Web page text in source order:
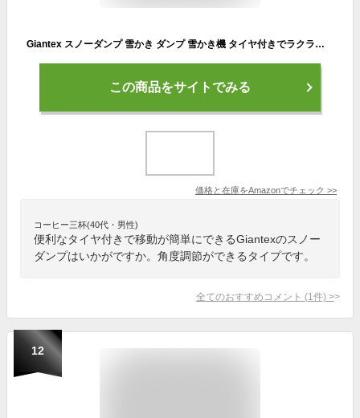
Giantex スノーダンプ 雪かき ダンプ 雪かき機 タイヤ付きでラクラク 90°角度調整可能 除雪用品 除雪スコップ 雪落とし 道具押し式 雪かき シャベル 除雪機 家庭用 雪かき スノープッシャー 除雪作業 除氷 雪対策
この商品をサイトでみる
価格と在庫をAmazonでチェック >>
コーヒー三杯(40代・男性)
便利なタイヤ付きで移動が簡単にできるGiantexのスノー
ダンプはいかがですか。角度調節ができるタイプです。
全てのおすすめコメント (1 件) >
12